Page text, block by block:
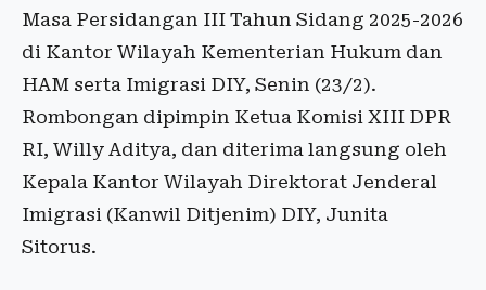
Masa Persidangan III Tahun Sidang 2025-2026
di Kantor Wilayah Kementerian Hukum dan
HAM serta Imigrasi DIY, Senin (23/2).
Rombongan dipimpin Ketua Komisi XIII DPR
RI, Willy Aditya, dan diterima langsung oleh
Kepala Kantor Wilayah Direktorat Jenderal
Imigrasi (Kanwil Ditjenim) DIY, Junita
Sitorus.